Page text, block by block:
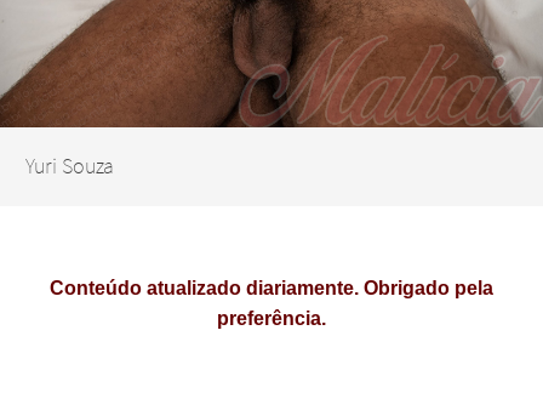
Yuri Souza
Conteúdo atualizado diariamente. Obrigado pela
preferência.